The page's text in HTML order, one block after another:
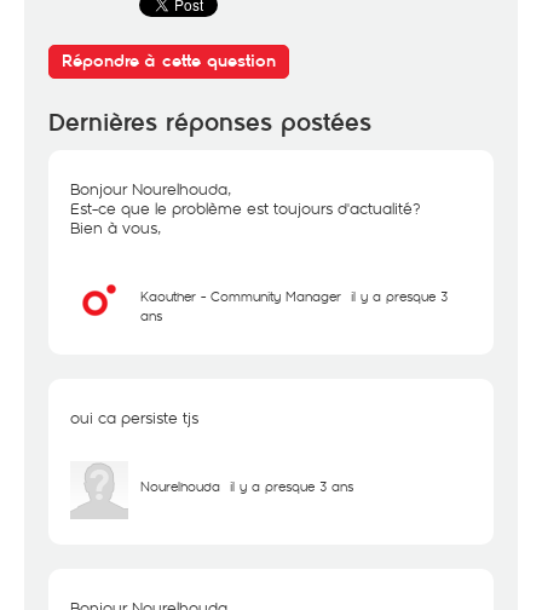
Répondre à cette question
Dernières réponses postées
Bonjour Nourelhouda,
Est-ce que le problème est toujours d'actualité?
Bien à vous,
Kaouther - Community Manager il y a presque 3
ans
oui ca persiste tjs
Nourelhouda il y a presque 3 ans